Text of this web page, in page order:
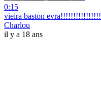
0:15
vieira baston evra!!!!!!!!!!!!!!!!
Charlou
il y a 18 ans